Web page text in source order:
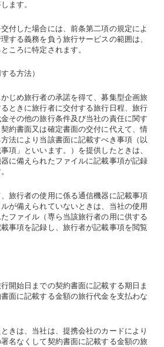
します。
付した場合には、前条第二項の規定によ
する義務を負う旅行サービスの範囲は、
ころに特定されます。
る方法）
じめ旅行者の承諾を得て、募集型企画旅
ときに旅行者に交付する旅行日程、旅行
その他の旅行条件及び当社の責任に関す
約書面又は確定書面の交付に代えて、情
法により当該書面に記載すべき事項（以
項」といいます。）を提供したときは、
に備えられたファイルに記載事項が記録
旅行者の使用に係る通信機器に記載事項
が備えられていないときは、当社の使用
ファイル（専ら当該旅行者の用に供する
事項を記録し、旅行者が記載事項を閲覧
開始日までの契約書面に記載する期日ま
面に記載する金額の旅行代金を支払わな
きは、当社は、提携会社のカードにより
名なくして契約書面に記載する金額の旅